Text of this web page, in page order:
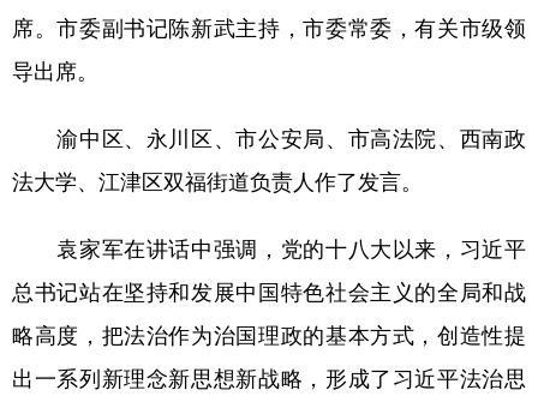
席。市委副书记陈新武主持，市委常委，有关市级领
导出席。
渝中区、永川区、市公安局、市高法院、西南政
法大学、江津区双福街道负责人作了发言。
袁家军在讲话中强调，党的十八大以来，习近平
总书记站在坚持和发展中国特色社会主义的全局和战
略高度，把法治作为治国理政的基本方式，创造性提
出一系列新理念新思想新战略，形成了习近平法治思